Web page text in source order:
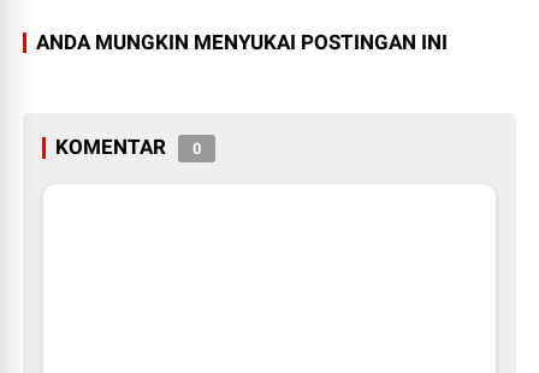
ANDA MUNGKIN MENYUKAI POSTINGAN INI
KOMENTAR 0